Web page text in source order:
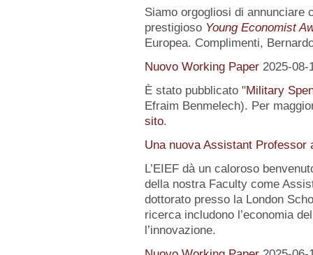
Siamo orgogliosi di annunciare
prestigioso Young Economist
Europea. Complimenti,
Nuovo Working Paper 2025-08-
È stato pubblicato "Military
Efraim Benmelech). Per
sito.
Una nuova Assistant Professor
L’EIEF dà un caloroso
della nostra Faculty come
dottorato presso la London
ricerca includono l’economia
l’innovazione.